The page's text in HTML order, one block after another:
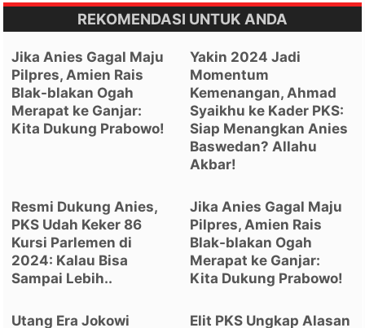
REKOMENDASI UNTUK ANDA
Jika Anies Gagal Maju
Pilpres, Amien Rais
Blak-blakan Ogah
Merapat ke Ganjar:
Kita Dukung Prabowo!
Yakin 2024 Jadi
Momentum
Kemenangan, Ahmad
Syaikhu ke Kader PKS:
Siap Menangkan Anies
Baswedan? Allahu
Akbar!
Resmi Dukung Anies,
PKS Udah Keker 86
Kursi Parlemen di
2024: Kalau Bisa
Sampai Lebih..
Jika Anies Gagal Maju
Pilpres, Amien Rais
Blak-blakan Ogah
Merapat ke Ganjar:
Kita Dukung Prabowo!
Utang Era Jokowi
Elit PKS Ungkap Alasan